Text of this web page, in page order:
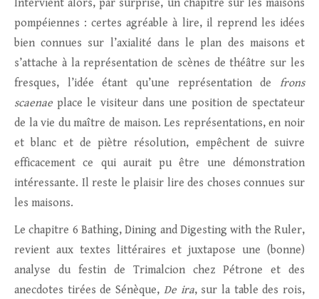
Intervient alors, par surprise, un chapitre sur les maisons
pompéiennes : certes agréable à lire, il reprend les idées
bien connues sur l’axialité dans le plan des maisons et
s’attache à la représentation de scènes de théâtre sur les
fresques, l’idée étant qu’une représentation de frons
scaenae place le visiteur dans une position de spectateur
de la vie du maître de maison. Les représentations, en noir
et blanc et de piètre résolution, empêchent de suivre
efficacement ce qui aurait pu être une démonstration
intéressante. Il reste le plaisir lire des choses connues sur
les maisons.
Le chapitre 6 Bathing, Dining and Digesting with the Ruler,
revient aux textes littéraires et juxtapose une (bonne)
analyse du festin de Trimalcion chez Pétrone et des
anecdotes tirées de Sénèque, De ira, sur la table des rois,